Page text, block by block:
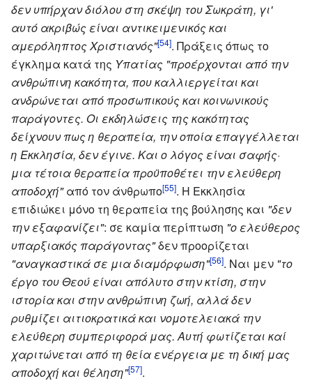
δεν υπήρχαν διόλου στη σκέψη του Σωκράτη, γι'
αυτό ακριβώς είναι αντικειμενικός και
αμερόληπτος Χριστιανός"[54]. Πράξεις όπως το
έγκλημα κατά της Υπατίας "προέρχονται από την
ανθρώπινη κακότητα, που καλλιεργείται και
ανδρώνεται από προσωπικούς και κοινωνικούς
παράγοντες. Οι εκδηλώσεις της κακότητας
δείχνουν πως η θεραπεία, την οποία επαγγέλλεται
η Εκκλησία, δεν έγινε. Και ο λόγος είναι σαφής·
μια τέτοια θεραπεία προϋποθέτει την ελεύθερη
αποδοχή"από τον άνθρωπο[55]. Η Εκκλησία
επιδιώκει μόνο τη θεραπεία της βούλησης και "δεν
την εξαφανίζει": σε καμία περίπτωση "ο ελεύθερος
υπαρξιακός παράγοντας"δεν προορίζεται
"αναγκαστικά σε μια διαμόρφωση"[56]. Ναι μεν "το
έργο του Θεού είναι απόλυτο στην κτίση, στην
ιστορία και στην ανθρώπινη ζωή, αλλά δεν
ρυθμίζει αιτιοκρατικά και νομοτελειακά την
ελεύθερη συμπεριφορά μας. Αυτή φωτίζεται καί
χαριτώνεται από τη θεία ενέργεια με τη δική μας
αποδοχή και θέληση"[57].